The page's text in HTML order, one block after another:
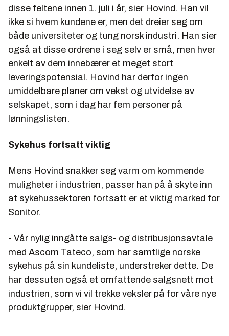
disse feltene innen 1. juli i år, sier Hovind. Han vil
ikke si hvem kundene er, men det dreier seg om
både universiteter og tung norsk industri. Han sier
også at disse ordrene i seg selv er små, men hver
enkelt av dem innebærer et meget stort
leveringspotensial. Hovind har derfor ingen
umiddelbare planer om vekst og utvidelse av
selskapet, som i dag har fem personer på
lønningslisten.
Sykehus fortsatt viktig
Mens Hovind snakker seg varm om kommende
muligheter i industrien, passer han på å skyte inn
at sykehussektoren fortsatt er et viktig marked for
Sonitor.
- Vår nylig inngåtte salgs- og distribusjonsavtale
med Ascom Tateco, som har samtlige norske
sykehus på sin kundeliste, understreker dette. De
har dessuten også et omfattende salgsnett mot
industrien, som vi vil trekke veksler på for våre nye
produktgrupper, sier Hovind.